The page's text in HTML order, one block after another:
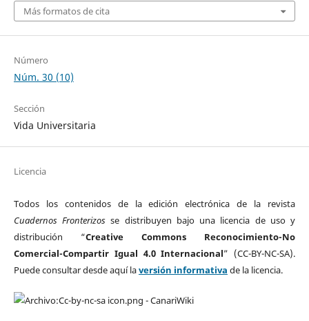
Más formatos de cita
Número
Núm. 30 (10)
Sección
Vida Universitaria
Licencia
Todos los contenidos de la edición electrónica de la revista
Cuadernos Fronterizos se distribuyen bajo una licencia de uso y
distribución “Creative Commons Reconocimiento-No
Comercial-Compartir Igual 4.0 Internacional” (CC-BY-NC-SA).
Puede consultar desde aquí laversión informativa de la licencia.